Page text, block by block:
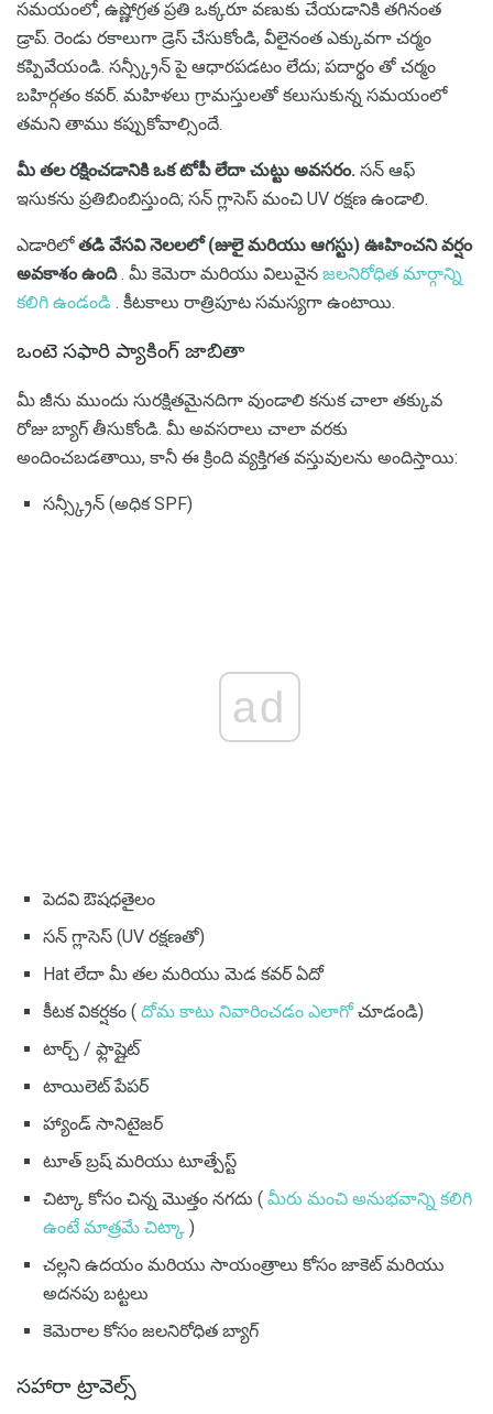
సమయంలో, ఉష్ణోగ్రత ప్రతి ఒక్కరూ వణుకు చేయడానికి తగినంత
డ్రాప్. రెండు రకాలుగా డ్రెస్ చేసుకోండి, వీలైనంత ఎక్కువగా చర్మం
కప్పివేయండి. సన్స్క్రీన్ పై ఆధారపడటం లేదు; పదార్థం తో చర్మం
బహిర్గతం కవర్. మహిళలు గ్రామస్తులతో కలుసుకున్న సమయంలో
తమని తాము కప్పుకోవాల్సిందే.
మీ తల రక్షించడానికి ఒక టోపీ లేదా చుట్టు అవసరం. సన్ ఆఫ్
ఇసుకను ప్రతిబింబిస్తుంది; సన్ గ్లాసెస్ మంచి UV రక్షణ ఉండాలి.
ఎడారిలోతడి వేసవి నెలలలో (జులై మరియు ఆగస్టు) ఊహించని వర్షం
అవకాశం ఉంది. మీ కెమెరా మరియు విలువైన జలనిరోధిత మార్గాన్ని
కలిగి ఉండండి . కీటకాలు రాత్రిపూట సమస్యగా ఉంటాయి.
ఒంటె సఫారి ప్యాకింగ్ జాబితా
మీ జీను ముందు సురక్షితమైనదిగా వుండాలి కనుక చాలా తక్కువ
రోజు బ్యాగ్ తీసుకోండి. మీ అవసరాలు చాలా వరకు
అందించబడతాయి, కానీ ఈ క్రింది వ్యక్తిగత వస్తువులను అందిస్తాయి:
సన్స్క్రీన్ (అధిక SPF)
ad
పెదవి ఔషధతైలం
సన్ గ్లాసెస్ (UV రక్షణతో)
Hat లేదా మీ తల మరియు మెడ కవర్ ఏదో
కీటక వికర్షకం ( దోమ కాటు నివారించడం ఎలాగోచూడండి)
టార్చ్ / ఫ్లాష్లైట్
టాయిలెట్ పేపర్
హ్యాండ్ సానిటైజర్
టూత్ బ్రష్ మరియు టూత్పేస్ట్
చిట్కా కోసం చిన్న మొత్తం నగదు ( మీరు మంచి అనుభవాన్ని కలిగి
ఉంటే మాత్రమే చిట్కా )
చల్లని ఉదయం మరియు సాయంత్రాలు కోసం జాకెట్ మరియు
అదనపు బట్టలు
కెమెరాల కోసం జలనిరోధిత బ్యాగ్
సహారా ట్రావెల్స్